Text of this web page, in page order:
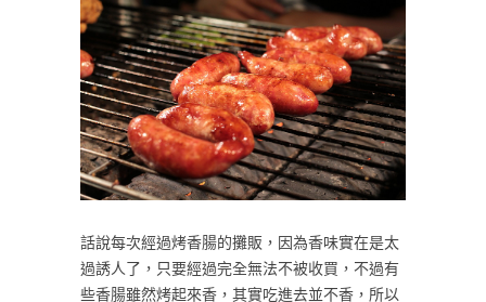
話說每次經過烤香腸的攤販，因為香味實在是太
過誘人了，只要經過完全無法不被收買，不過有
些香腸雖然烤起來香，其實吃進去並不香，所以